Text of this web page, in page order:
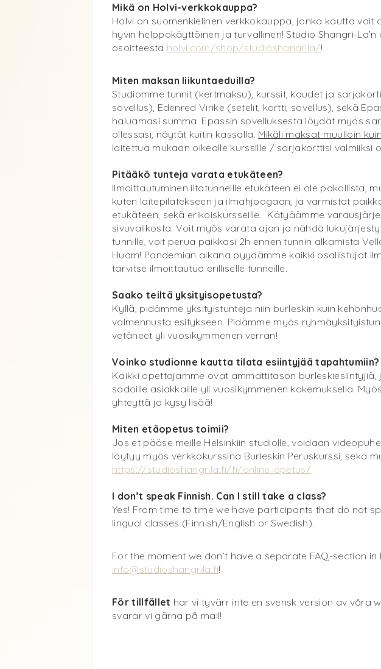
Mikä on Holvi-verkkokauppa?
Holvi on suomenkielinen verkkokauppa, jonka kautta
hyvin helppokäyttöinen ja turvallinen! Studio Shangri-
osoitteesta holvi.com/shop/studioshangrila/!
Miten maksan liikuntaeduilla?
Studiomme tunnit (kertmaksu), kurssit, kaudet ja
sovellus), Edenred Virike (setelit, kortti, sovellus), sekä
haluamasi summa. Epassin sovelluksesta löydät myös
ollessasi, näytät kuitin kassalla. Mikäli maksat muulloin
laitettua mukaan oikealle kurssille / sarjakorttisi valmiiksi
Pitääkö tunteja varata etukäteen?
Ilmoittautuminen iltatunneille etukäteen ei ole pakollista,
kuten laitepilatekseen ja ilmahjoogaan, ja varmistat
etukäteen, sekä erikoiskursseille. Kätyäämme
sivuvalikosta. Voit myös varata ajan ja nähdä
tunnille, voit perua paikkasi 2h ennen tunnin alkamista
Huom! Pandemian aikana pyydämme kaikki osallistujat
tarvitse ilmoittautua erilliselle tunneille.
Saako teiltä yksityisopetusta?
Kyllä, pidämme yksityistunteja niin burleskin kuin
valmennusta esitykseen. Pidämme myös
vetäneet yli vuosikymmenen verran!
Voinko studionne kautta tilata esiintyjää tapahtumiin?
Kaikki opettajamme ovat ammattitason
sadoille asiakkaille yli vuosikymmenen kokemuksella.
yhteyttä ja kysy lisää!
Miten etäopetus toimii?
Jos et pääse meille Helsinkiin studiolle, voidaan
löytyy myös verkkokurssina Burleskin Peruskurssi, sekä
https://studioshangrila.fi/fi/online-opetus/
I don’t speak Finnish. Can I still take a class?
Yes! From time to time we have participants that do not
lingual classes (Finnish/English or Swedish).
For the moment we don’t have a separate FAQ-section
info@studioshangrila.fi!
För tillfället har vi tyvärr inte en svensk version av våra
svarar vi gärna på mail!